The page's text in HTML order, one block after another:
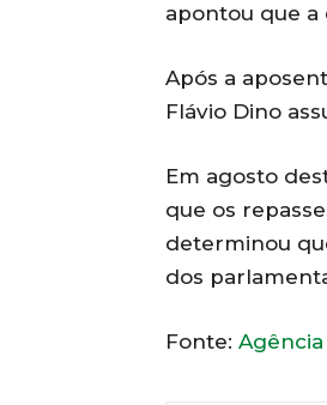
apontou que
Após a
Flávio Dino
Em agosto
que os
determinou
dos
Fonte: Agência